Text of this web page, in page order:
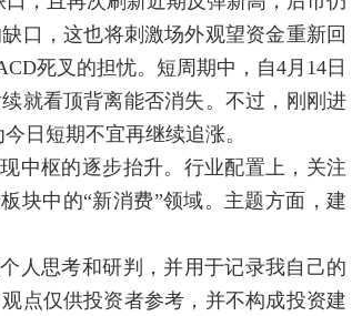
口，这也将刺激场外观望资金重新回
死叉的担忧。短周期中，自4月14日
就看顶背离能否消失。不过，刚刚进
日短期不宜再继续追涨。
枢的逐步抬升。行业配置上，关注
块中的“新消费”领域。主题方面，建
思考和研判，并用于记录我自己的
点仅供投资者参考，并不构成投资建